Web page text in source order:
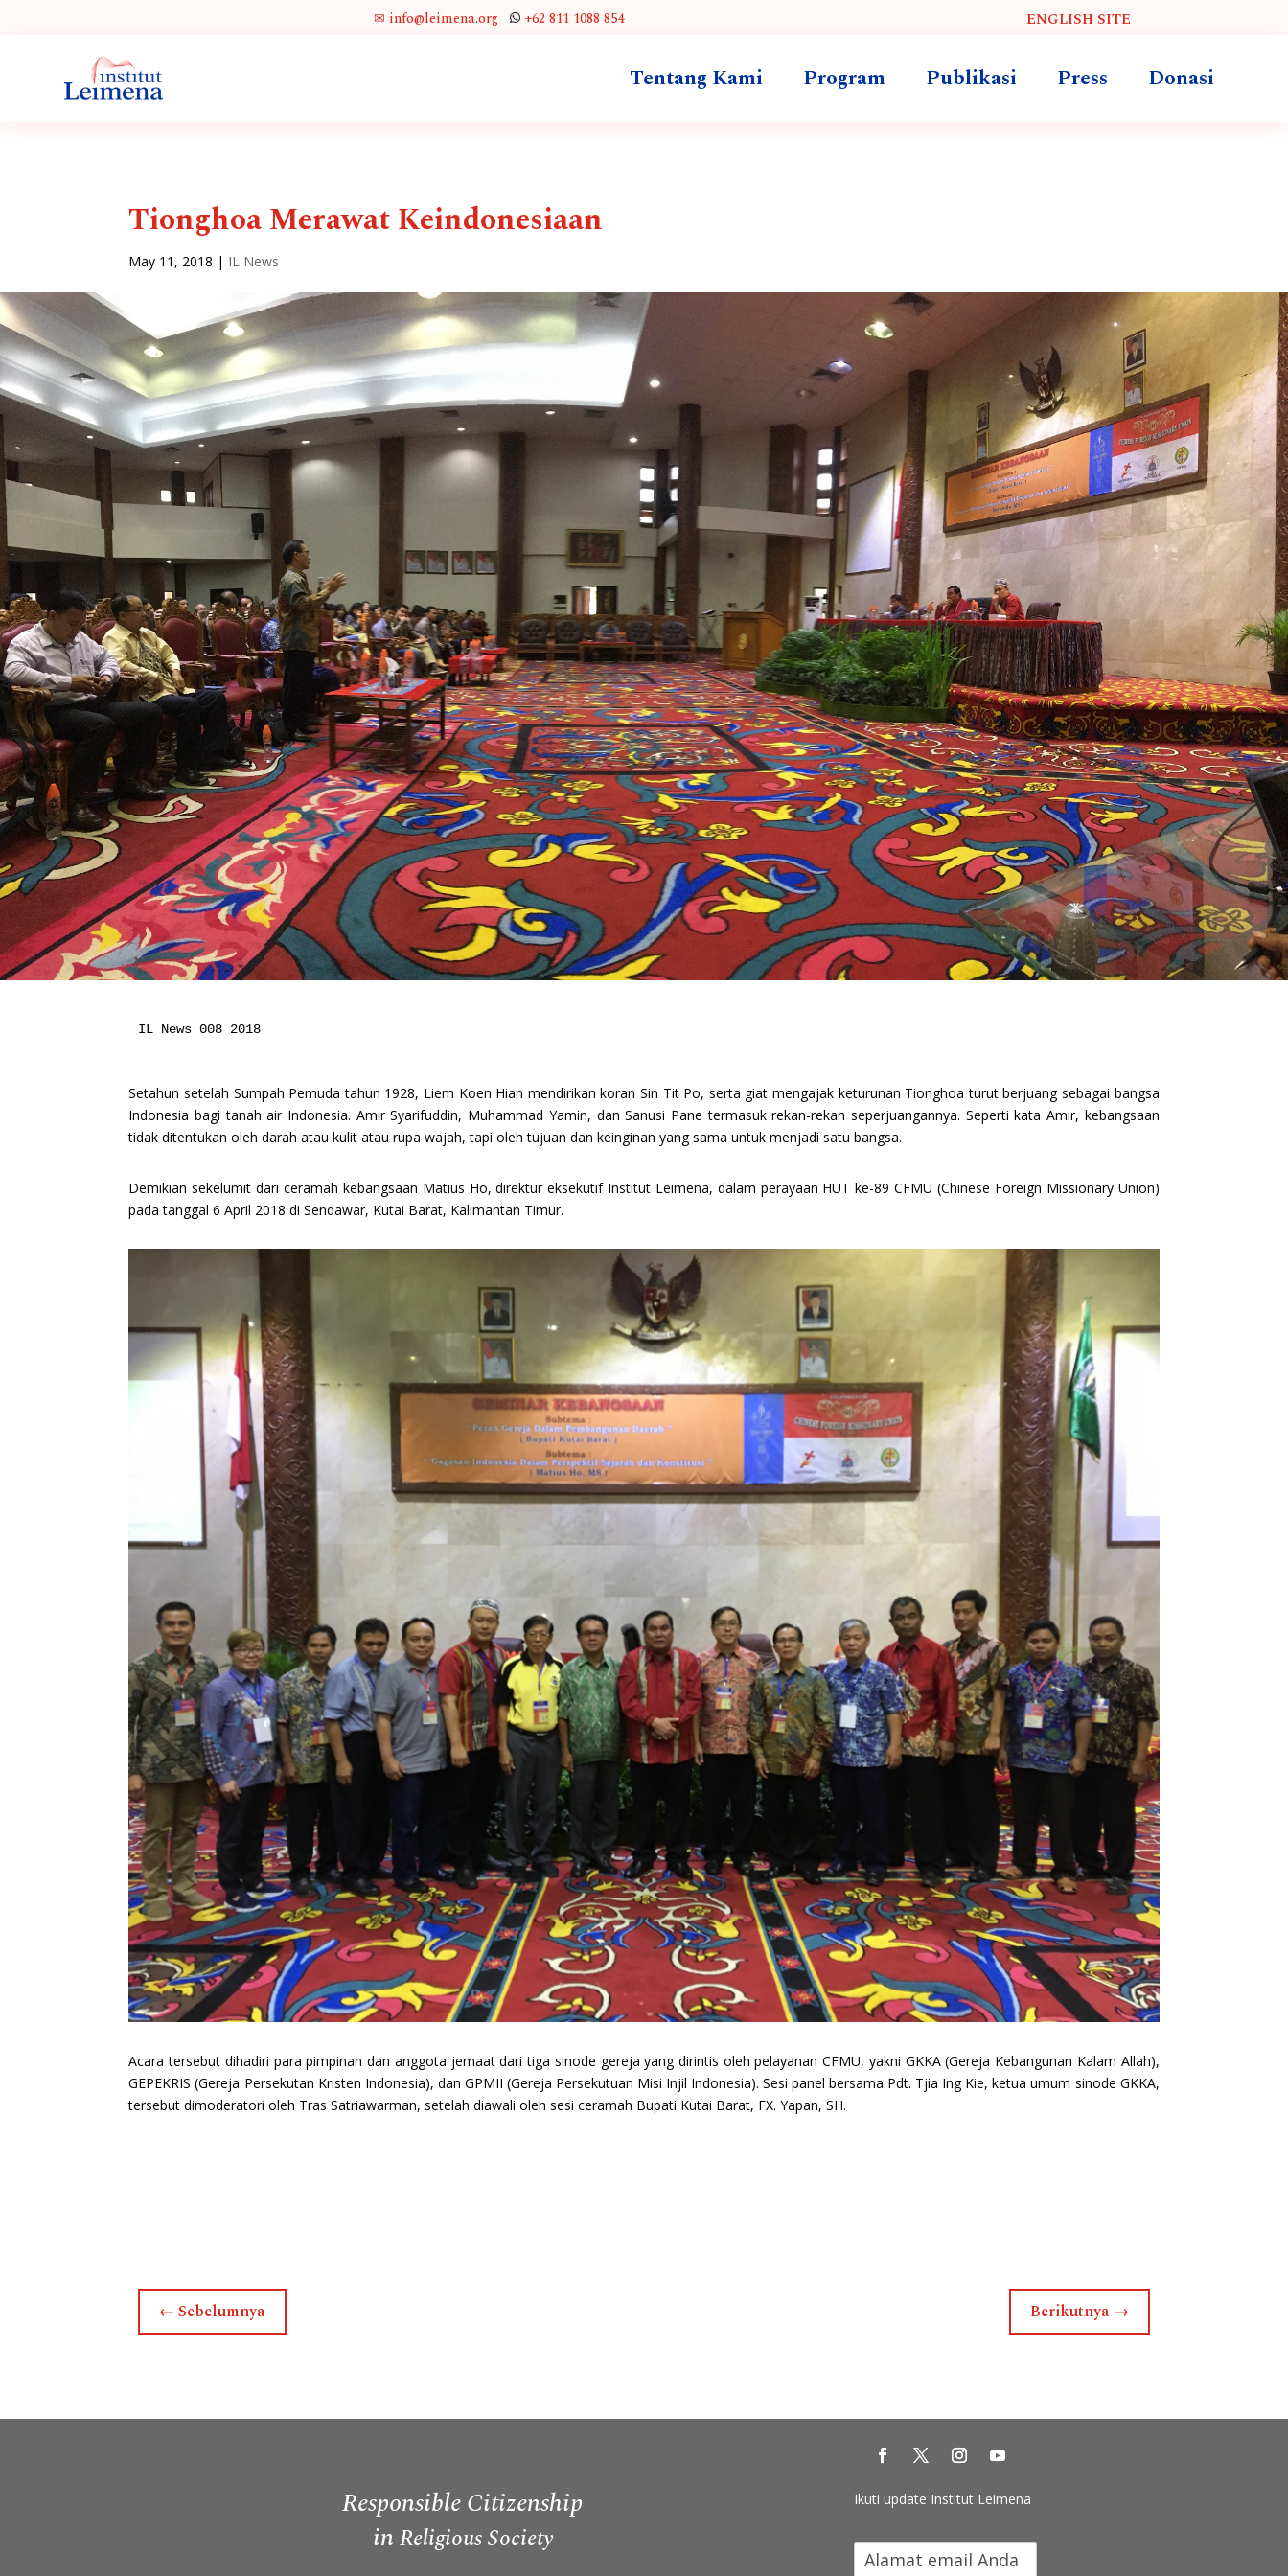
✉ info@leimena.org +62 811 1088 854 ENGLISH SITE
Tentang Kami Program Publikasi Press Donasi
Tionghoa Merawat Keindonesiaan
May 11, 2018 | IL News
IL News 008 2018
Setahun setelah Sumpah Pemuda tahun 1928, Liem Koen Hian mendirikan koran Sin Tit Po, serta giat mengajak keturunan Tionghoa turut berjuang sebagai bangsa
Indonesia bagi tanah air Indonesia. Amir Syarifuddin, Muhammad Yamin, dan Sanusi Pane termasuk rekan-rekan seperjuangannya. Seperti kata Amir, kebangsaan
tidak ditentukan oleh darah atau kulit atau rupa wajah, tapi oleh tujuan dan keinginan yang sama untuk menjadi satu bangsa.
Demikian sekelumit dari ceramah kebangsaan Matius Ho, direktur eksekutif Institut Leimena, dalam perayaan HUT ke-89 CFMU (Chinese Foreign Missionary Union)
pada tanggal 6 April 2018 di Sendawar, Kutai Barat, Kalimantan Timur.
Acara tersebut dihadiri para pimpinan dan anggota jemaat dari tiga sinode gereja yang dirintis oleh pelayanan CFMU, yakni GKKA (Gereja Kebangunan Kalam Allah),
GEPEKRIS (Gereja Persekutan Kristen Indonesia), dan GPMII (Gereja Persekutuan Misi Injil Indonesia). Sesi panel bersama Pdt. Tjia Ing Kie, ketua umum sinode GKKA,
tersebut dimoderatori oleh Tras Satriawarman, setelah diawali oleh sesi ceramah Bupati Kutai Barat, FX. Yapan, SH.
←Sebelumnya Berikutnya→
Responsible Citizenship
inReligious Society
Ikuti update Institut Leimena